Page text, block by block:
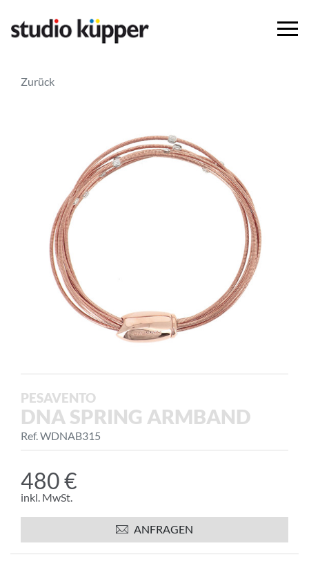
Zurück
PESAVENTO
DNA SPRING ARMBAND
Ref. WDNAB315
480 €
inkl. MwSt.
ANFRAGEN